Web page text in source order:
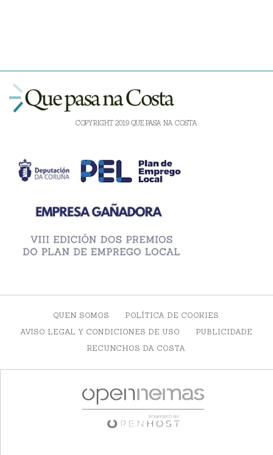
COPYRIGHT 2019 QUE PASA NA COSTA
QUEN SOMOS
POLÍTICA DE COOKIES
AVISO LEGAL Y CONDICIONES DE USO
PUBLICIDADE
RECUNCHOS DA COSTA